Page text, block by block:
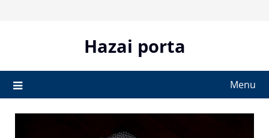
Hazai porta
Menu